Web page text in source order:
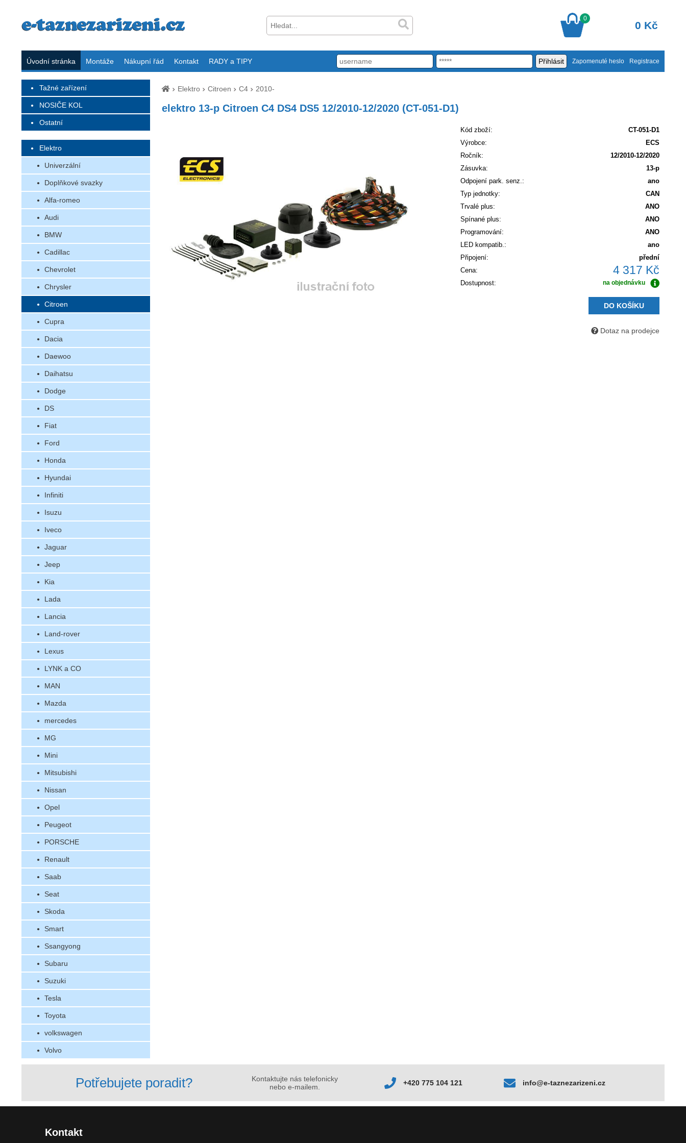
0
0 Kč
Úvodní stránka Montáže Nákupní řád Kontakt RADY a TIPY Zapomenuté heslo Registrace
Tažné zařízení
NOSIČE KOL
Ostatní
Elektro
Univerzální
Doplňkové svazky
Alfa-romeo
Audi
BMW
Cadillac
Chevrolet
Chrysler
Citroen
Cupra
Dacia
Daewoo
Daihatsu
Dodge
DS
Fiat
Ford
Honda
Hyundai
Infiniti
Isuzu
Iveco
Jaguar
Jeep
Kia
Lada
Lancia
Land-rover
Lexus
LYNK a CO
MAN
Mazda
mercedes
MG
Mini
Mitsubishi
Nissan
Opel
Peugeot
PORSCHE
Renault
Saab
Seat
Skoda
Smart
Ssangyong
Subaru
Suzuki
Tesla
Toyota
volkswagen
Volvo
Elektro Citroen C4 2010-
elektro 13-p Citroen C4 DS4 DS5 12/2010-12/2020 (CT-051-D1)
Kód zboží:
CT-051-D1
Výrobce:
ECS
Ročník:
12/2010-12/2020
Zásuvka:
13-p
Odpojení park. senz.:
ano
Typ jednotky:
CAN
Trvalé plus:
ANO
Spínané plus:
ANO
Programování:
ANO
LED kompatib.:
ano
Připojení:
přední
Cena:
4 317 Kč
Dostupnost: na objednávku
DO KOŠÍKU
Dotaz na prodejce
Potřebujete poradit?
Kontaktujte nás telefonicky
nebo e-mailem.
+420 775 104 121 info@e-taznezarizeni.cz
Kontakt